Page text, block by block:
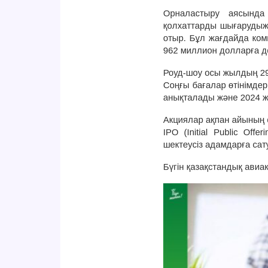
Орналастыру
қолхаттарды
отыр. Бұл жағдайда
962 миллион долларға
Роуд-шоу осы жылдың
Соңғы бағалар
анықталады және 2024
Акциялар ақпан айының
IPO (Initial Public
шектеусіз адамдарға
Бүгін қазақстандық